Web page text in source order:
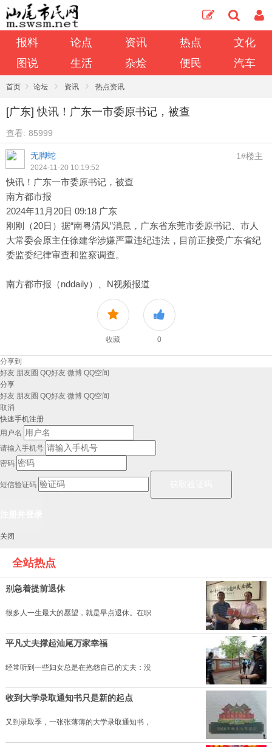
报料 论点 资讯 热点
文化
图说
生活 杂烩 便民 汽车
首页 › 论坛 › 资讯 › 热点资讯
[广东] 快讯！广东一市委原书记，被查
查看: 85999
无脚蛇
2024-11-20 10:19:52
1#楼主
快讯！广东一市委原书记，被查
南方都市报
2024年11月20日 09:18 广东
刚刚（20日）据“南粤清风”消息，广东省东莞市委原书记、市人
大常委会原主任徐建华涉嫌严重违纪违法，目前正接受广东省纪
委监委纪律审查和监察调查。
南方都市报（nddaily）、N视频报道
收藏 0
分享到
好友 朋友圈 QQ好友 微博 QQ空间
分享
好友 朋友圈 QQ好友 微博 QQ空间
取消
快速手机注册
用户名
请输入手机号
密码
短信验证码
关闭
全站热点
别急着提前退休
很多人一生最大的愿望，就是早点退休。在职
平凡丈夫撑起汕尾万家幸福
经常听到一些妇女总是在抱怨自己的丈夫：没
收到大学录取通知书只是新的起点
又到录取季，一张张薄薄的大学录取通知书，